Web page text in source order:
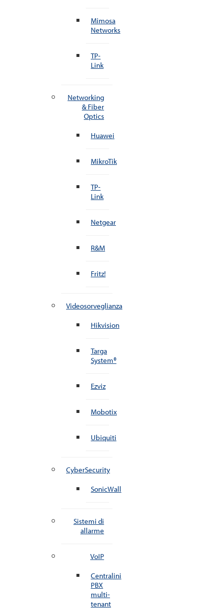
Mimosa
Networks
TP-
Link
Networking
& Fiber
Optics
Huawei
MikroTik
TP-
Link
Netgear
R&M
Fritz!
Videosorveglianza
Hikvision
Targa
System®
Ezviz
Mobotix
Ubiquiti
CyberSecurity
SonicWall
Sistemi di
allarme
VoIP
Centralini
PBX
multi-
tenant